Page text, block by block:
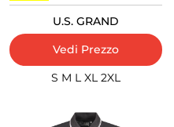
U.S. GRAND
Vedi Prezzo
S M L XL 2XL